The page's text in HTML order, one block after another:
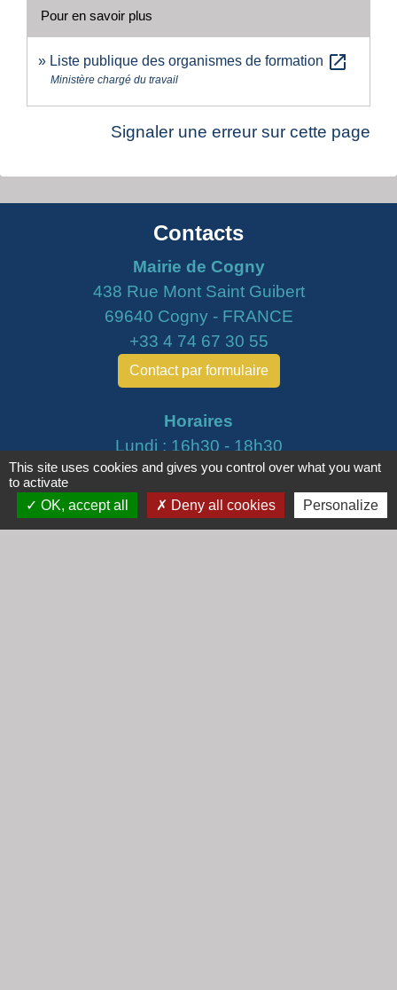
Pour en savoir plus
Liste publique des organismes de formation open_in_new
Ministère chargé du travail
Signaler une erreur sur cette page
Contacts
Mairie de Cogny
438 Rue Mont Saint Guibert
69640 Cogny - FRANCE
+33 4 74 67 30 55
Contact par formulaire
Horaires
Lundi : 16h30 - 18h30
Mardi : 8h30 - 12h00
Mercredi : 9h00 - 12h00
Vendredi : 16h00 - 18h00
This site uses cookies and gives you control over what you want
to activate
OK, accept all
Deny all cookies Personalize